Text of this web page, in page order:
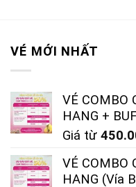
VÉ MỚI NHẤT
VÉ COMBO
HANG +
Giá từ
VÉ COMBO
HANG (Vía